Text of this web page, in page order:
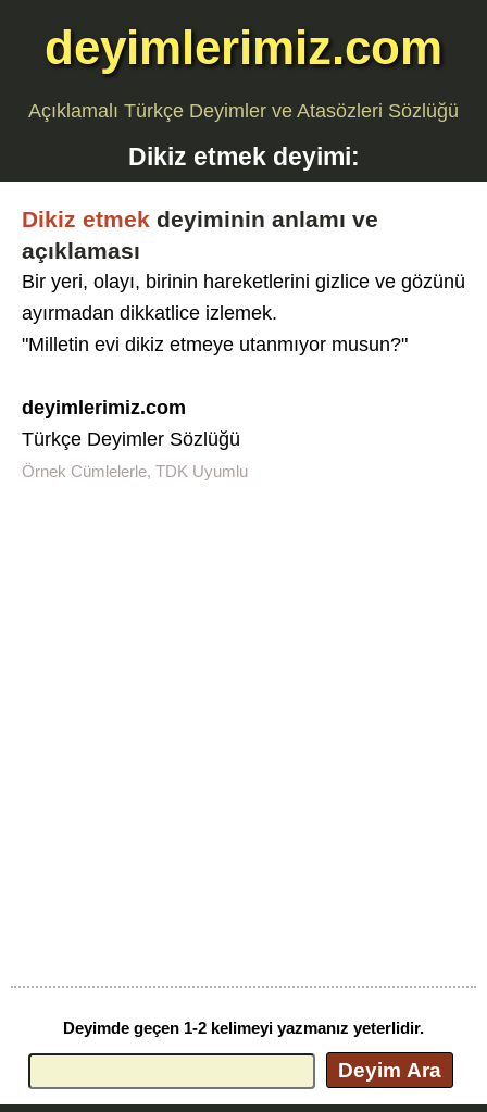
deyimlerimiz.com
Açıklamalı Türkçe Deyimler ve Atasözleri Sözlüğü
Dikiz etmekdeyimi:
Dikiz etmek deyiminin anlamı ve
açıklaması
Bir yeri, olayı, birinin hareketlerini gizlice ve gözünü
ayırmadan dikkatlice izlemek.
"Milletin evi dikiz etmeye utanmıyor musun?"
deyimlerimiz.com
Türkçe Deyimler Sözlüğü
Örnek Cümlelerle, TDK Uyumlu
Deyimde geçen 1-2 kelimeyi yazmanız yeterlidir.
Deyim Ara